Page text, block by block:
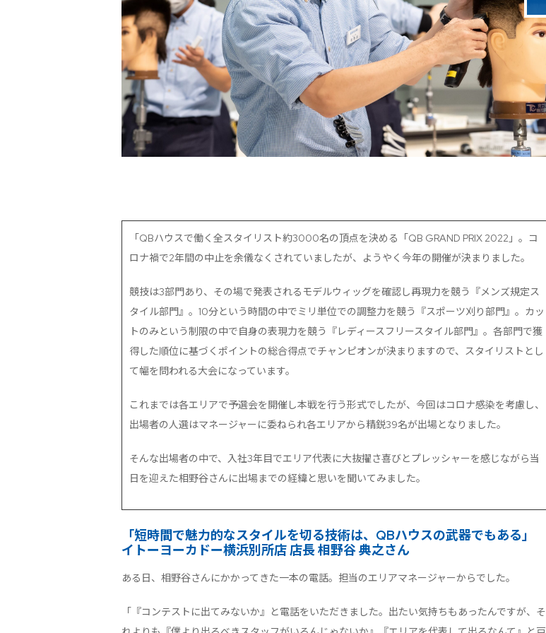
「QBハウスで働く全スタイリスト約3000名の頂点を決める「QB GRAND PRIX 2022」。コ
ロナ禍で2年間の中止を余儀なくされていましたが、ようやく今年の開催が決まりました。
競技は3部門あり、その場で発表されるモデルウィッグを確認し再現力を競う『メンズ規定ス
タイル部門』。10分という時間の中でミリ単位での調整力を競う『スポーツ刈り部門』。カッ
トのみという制限の中で自身の表現力を競う『レディースフリースタイル部門』。各部門で獲
得した順位に基づくポイントの総合得点でチャンピオンが決まりますので、スタイリストとし
て幅を問われる大会になっています。
これまでは各エリアで予選会を開催し本戦を行う形式でしたが、今回はコロナ感染を考慮し、
出場者の人選はマネージャーに委ねられ各エリアから精鋭39名が出場となりました。
そんな出場者の中で、入社3年目でエリア代表に大抜擢さ喜びとプレッシャーを感じながら当
日を迎えた相野谷さんに出場までの経緯と思いを聞いてみました。
「短時間で魅力的なスタイルを切る技術は、QBハウスの武器でもある」
イトーヨーカドー横浜別所店 店長 相野谷 典之さん
ある日、相野谷さんにかかってきた一本の電話。担当のエリアマネージャーからでした。
「『コンテストに出てみないか』と電話をいただきました。出たい気持ちもあったんですが、そ